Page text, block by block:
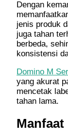
Dengan
jenis produk
juga tahan
berbeda,
konsistensi
Domino M
yang akurat
mencetak
tahan lama.
Manfaat